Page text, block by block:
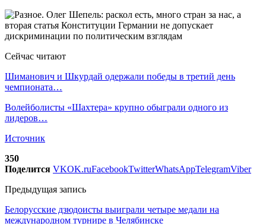
Сейчас читают
Шиманович и Шкурдай одержали победы в третий день
чемпионата…
Волейболисты «Шахтера» крупно обыграли одного из
лидеров…
Источник
350
Поделится VKOK.ruFacebookTwitterWhatsAppTelegramViber
Предыдущая запись
Белорусские дзюдоисты выиграли четыре медали на
международном турнире в Челябинске